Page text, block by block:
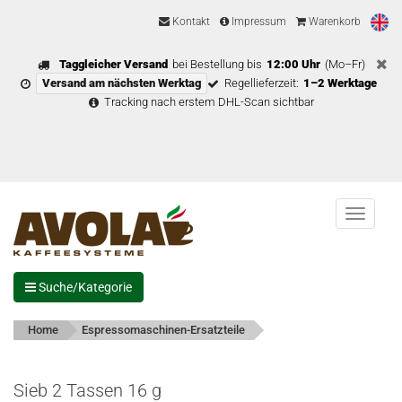
Kontakt Impressum Warenkorb
Taggleicher Versand bei Bestellung bis 12:00 Uhr (Mo–Fr)
Versand am nächsten Werktag
Regellieferzeit: 1–2 Werktage
Tracking nach erstem DHL-Scan sichtbar
Menu
Suche/Kategorie
Home Espressomaschinen-Ersatzteile
Sieb 2 Tassen 16 g